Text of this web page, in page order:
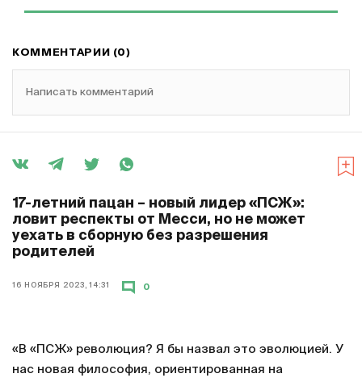
КОММЕНТАРИИ (0)
Написать комментарий
17-летний пацан – новый лидер «ПСЖ»:
ловит респекты от Месси, но не может
уехать в сборную без разрешения
родителей
16 НОЯБРЯ 2023, 14:31 0
«В «ПСЖ» революция? Я бы назвал это эволюцией. У
нас новая философия, ориентированная на